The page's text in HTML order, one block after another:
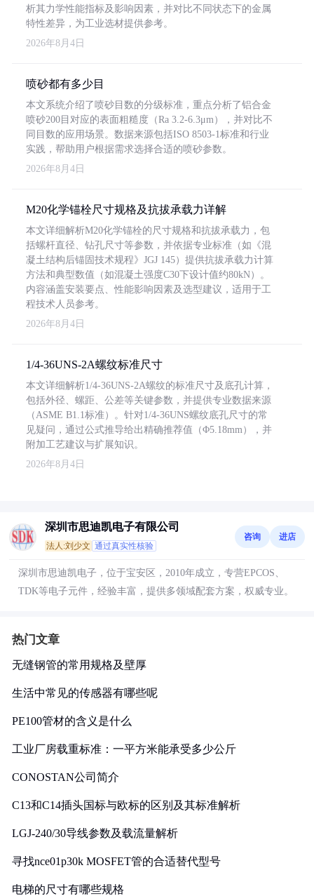
析其力学性能指标及影响因素，并对比不同状态下的金属
特性差异，为工业选材提供参考。
2026年8月4日
喷砂都有多少目
本文系统介绍了喷砂目数的分级标准，重点分析了铝合金
喷砂200目对应的表面粗糙度（Ra 3.2-6.3μm），并对比不
同目数的应用场景。数据来源包括ISO 8503-1标准和行业
实践，帮助用户根据需求选择合适的喷砂参数。
2026年8月4日
M20化学锚栓尺寸规格及抗拔承载力详解
本文详细解析M20化学锚栓的尺寸规格和抗拔承载力，包
括螺杆直径、钻孔尺寸等参数，并依据专业标准（如《混
凝土结构后锚固技术规程》JGJ 145）提供抗拔承载力计算
方法和典型数值（如混凝土强度C30下设计值约80kN）。
内容涵盖安装要点、性能影响因素及选型建议，适用于工
程技术人员参考。
2026年8月4日
1/4-36UNS-2A螺纹标准尺寸
本文详细解析1/4-36UNS-2A螺纹的标准尺寸及底孔计算，
包括外径、螺距、公差等关键参数，并提供专业数据来源
（ASME B1.1标准）。针对1/4-36UNS螺纹底孔尺寸的常
见疑问，通过公式推导给出精确推荐值（Φ5.18mm），并
附加工艺建议与扩展知识。
2026年8月4日
深圳市思迪凯电子有限公司
法人:刘少文 通过真实性核验
咨询 进店
深圳市思迪凯电子，位于宝安区，2010年成立，专营EPCOS、
TDK等电子元件，经验丰富，提供多领域配套方案，权威专业。
热门文章
无缝钢管的常用规格及壁厚
生活中常见的传感器有哪些呢
PE100管材的含义是什么
工业厂房载重标准：一平方米能承受多少公斤
CONOSTAN公司简介
C13和C14插头国标与欧标的区别及其标准解析
LGJ-240/30导线参数及载流量解析
寻找nce01p30k MOSFET管的合适替代型号
电梯的尺寸有哪些规格